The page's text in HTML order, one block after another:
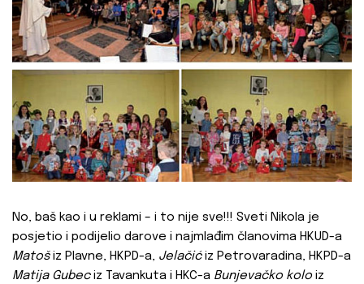
No, baš kao i u reklami – i to nije sve!!! Sveti Nikola je
posjetio i podijelio darove i najmlađim članovima HKUD-a
Matošiz Plavne, HKPD-a, Jelačićiz Petrovaradina, HKPD-a
Matija Gubeciz Tavankuta i HKC-a Bunjevačko kolo iz